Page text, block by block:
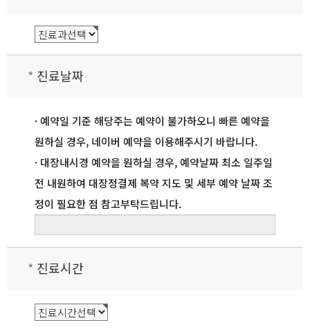
* 진료날짜
· 예약일 기준 해당주는 예약이 불가하오니 빠른 예약을
원하실 경우, 네이버 예약을 이용해주시기 바랍니다.
· 대장내시경 예약을 원하실 경우, 예약날짜 최소 일주일
전 내원하여 대장정결제 복약 지도 및 세부 예약 날짜 조
정이 필요한 점 참고부탁드립니다.
* 진료시간